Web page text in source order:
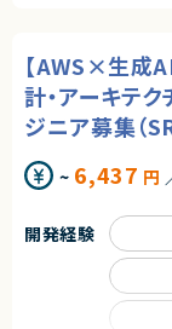
・複数ステークホルダ
■ 歓迎スキル
・動画配信サービス
・エンターテインメン
契約形態
契約元
株式会社LASSIC
エージェントから
■業務内容
・各事業部門の経営
・分析計画・KPI設計
・データサイエンティ
ュー
・需要予測・数理最
・役員・部長クラスへ
・内製化組織の急速
る人材が不足してい
・要件定義、基本設計
・週1～2回程度の出
【AWS×生成
計・アーキテ
ジニア募集（
~ 6,437 円
開発経験